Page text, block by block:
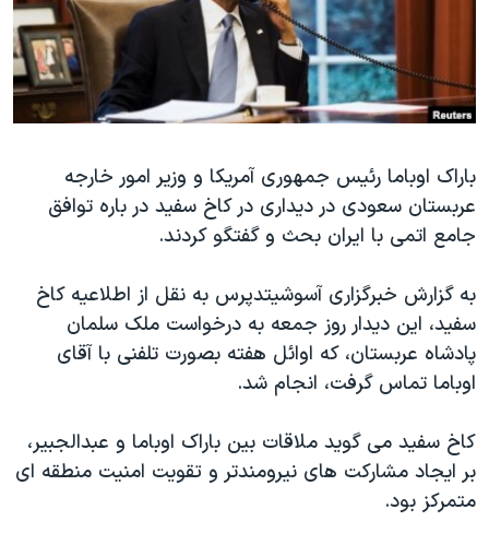
فرهنگ و زندگی
حقوق شهروندی
اقتصادی
اسرائیل در جنگ
گالری عکس
انتخابات ریاست جمهوری آمریکا ۲۰۲۴
حمله جمهوری اسلامی به اسرائیل
ورزش زنان در ایران
اعتراضات زن، زندگی، آزادی
تریبونال مردمی آبان ۹۸
دادگاه حمید نوری
چهل سال گروگان‌گیری
اعتراضات مردمی آبان ۹۸
اسرائیل در جنگ
زبانهای مختلف
باراک اوباما رئیس جمهوری آمریکا و وزیر امور خارجه
عربستان سعودی در دیداری در کاخ سفید در باره توافق
جامع اتمی با ایران بحث و گفتگو کردند.
به گزارش خبرگزاری آسوشیتدپرس به نقل از اطلاعیه کاخ
سفید، این دیدار روز جمعه به درخواست ملک سلمان
پادشاه عربستان، که اوائل هفته بصورت تلفنی با آقای
اوباما تماس گرفت، انجام شد.
کاخ سفید می گوید ملاقات بین باراک اوباما و عبدالجبیر،
بر ایجاد مشارکت های نیرومندتر و تقویت امنیت منطقه ای
متمرکز بود.